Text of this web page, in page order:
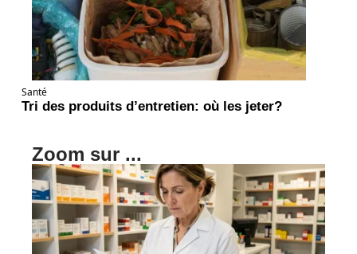
Santé
Tri des produits d’entretien: où les jeter?
Zoom sur ...